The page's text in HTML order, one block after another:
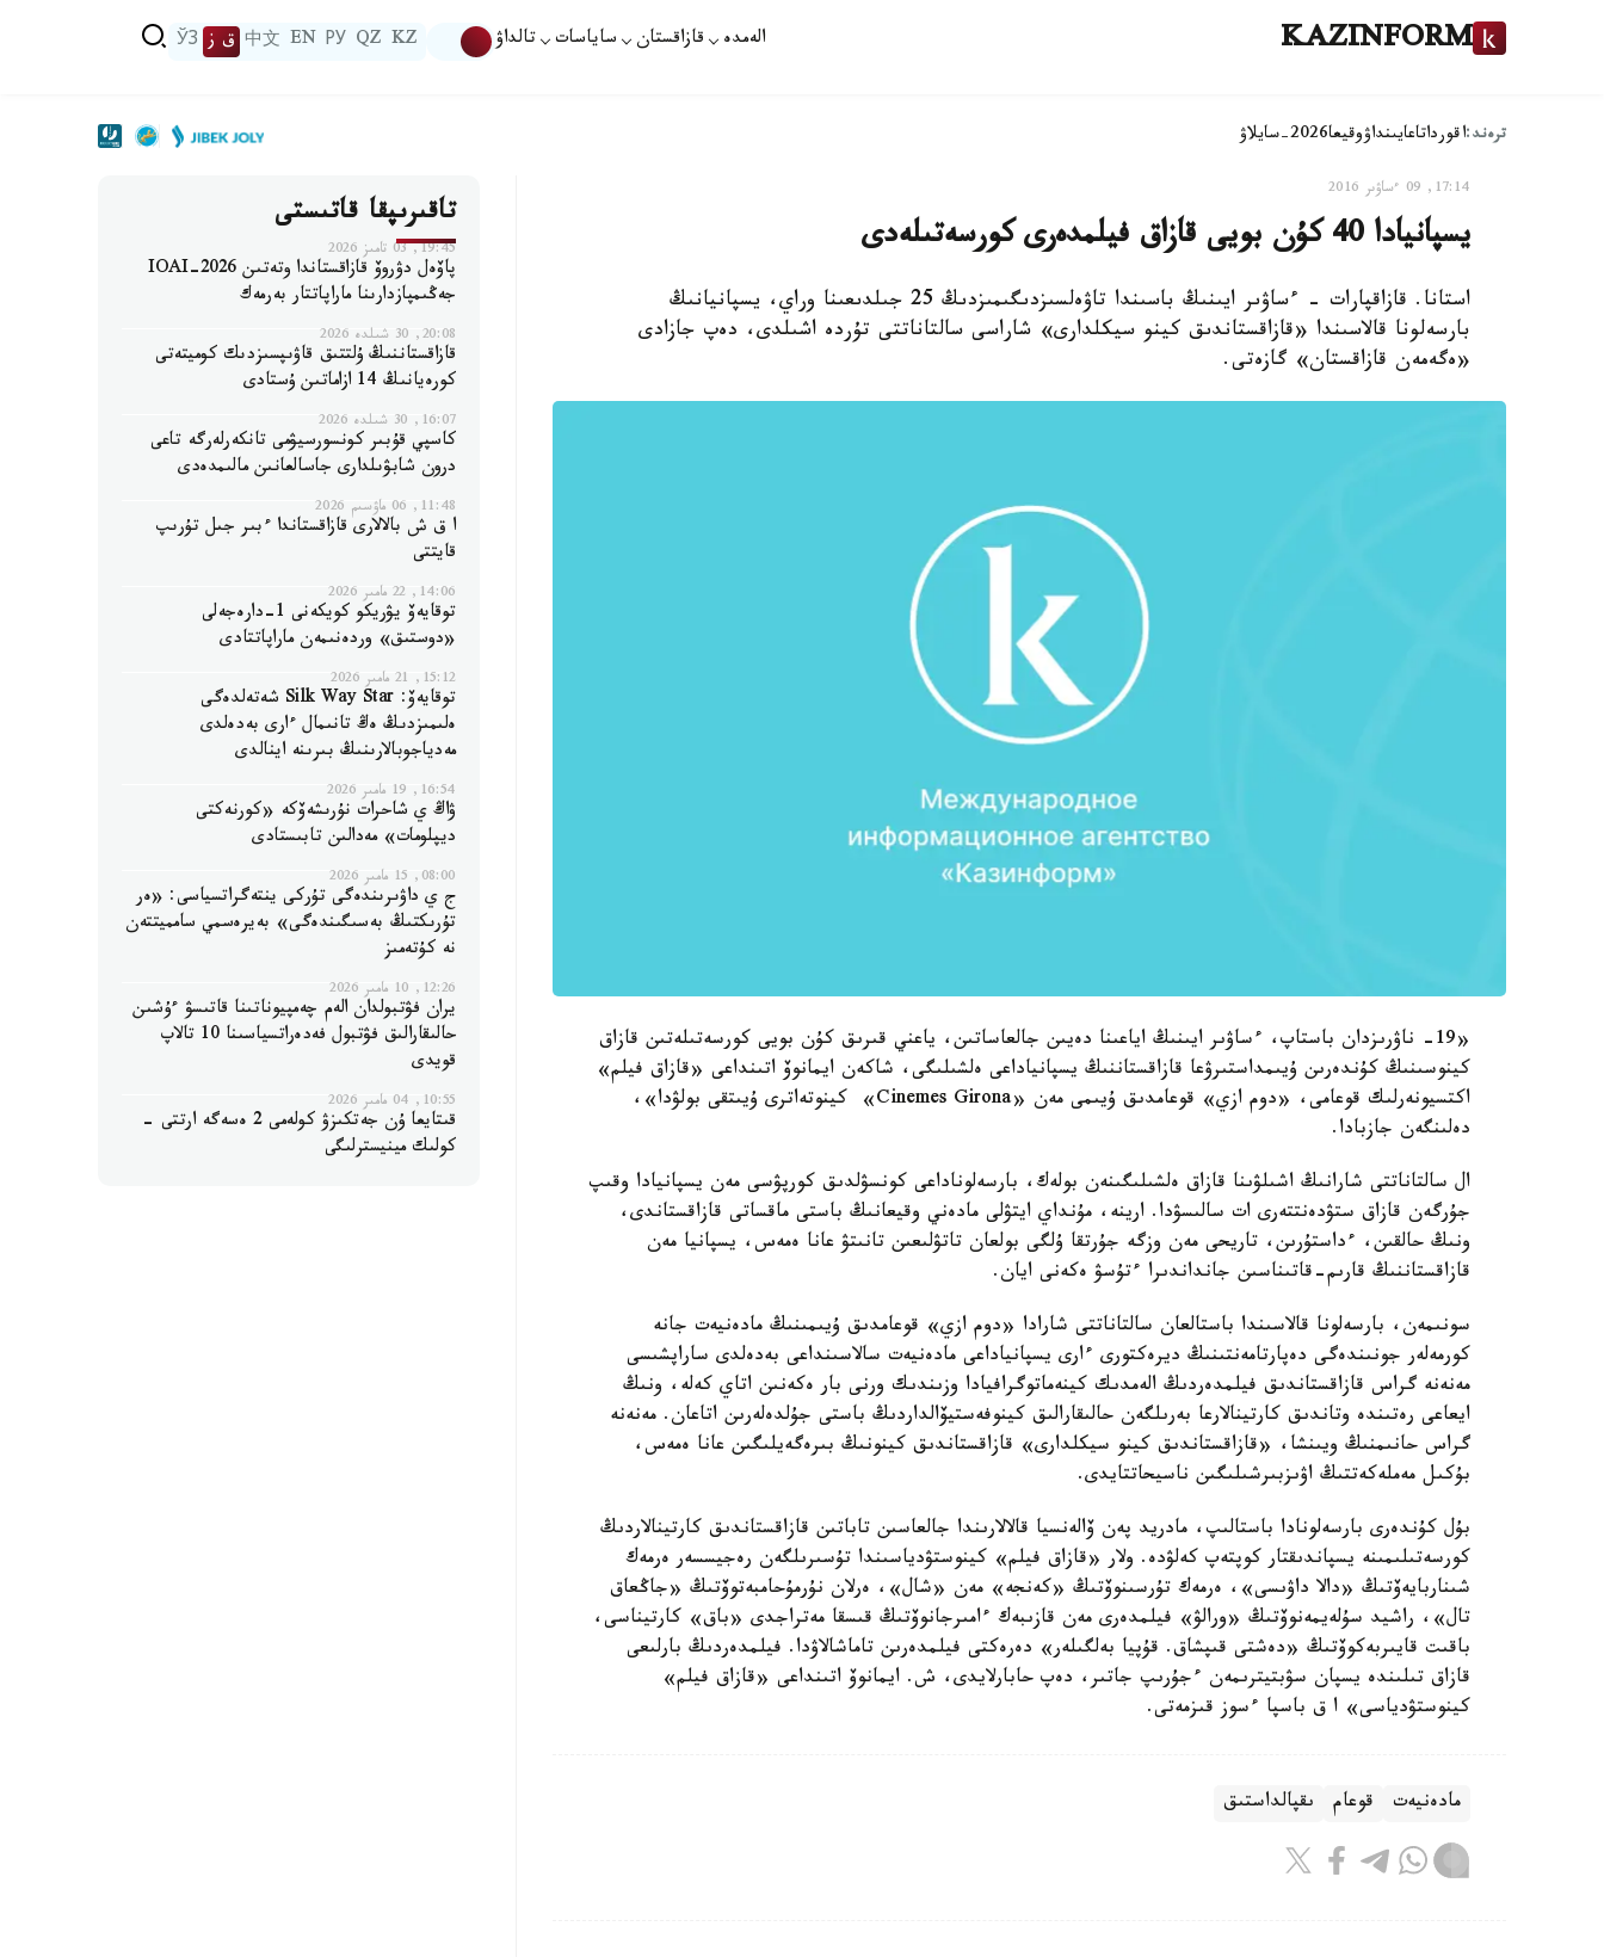
KAZINFORM الەمدە قازاقستان ساياسات تالداۋ KZ
QZ
РУ
EN
中文 ق ز ЎЗ
ترەند:اقورداتاعايىنداۋوقيعا2026-سايلاۋ
17:14, 09 ءساۋىر 2016
يسپانيادا 40 كۇن بويى قازاق فيلمدەرى كورسەتىلەدى
استانا. قازاقپارات - ءساۋىر ايىنىڭ باسىندا تاۋەلسىزدىگىمىزدىڭ 25 جىلدىعىنا وراي، يسپانيانىڭ
بارسەلونا قالاسىندا «قازاقستاندىق كينو سيكلدارى» شاراسى سالتاناتتى تۇردە اشىلدى، دەپ جازادى
«ەگەمەن قازاقستان» گازەتى.
«19- ناۋرىزدان باستاپ، ءساۋىر ايىنىڭ اياعىنا دەيىن جالعاساتىن، ياعني قىرىق كۇن بويى كورسەتىلەتىن قازاق
كينوسىنىڭ كۇندەرىن ۇيىمداستىرۋعا قازاقستاننىڭ يسپانياداعى ەلشىلىگى، شاكەن ايمانوۆ اتىنداعى «قازاق فيلم»
اكتسيونەرلىك قوعامى، «دوم ازي» قوعامدىق ۇيىمى مەن «Cinemes Girona» كينوتەاترى ۇيىتقى بولۋدا»،
دەلىنگەن جازبادا.
ال سالتاناتتى شارانىڭ اشىلۋىنا قازاق ەلشىلىگىنەن بولەك، بارسەلوناداعى كونسۋلدىق كورپۋسى مەن يسپانيادا وقىپ
جۇرگەن قازاق ستۋدەنتتەرى ات سالىسۋدا. ارينە، مۇنداي ايتۋلى مادەني وقيعانىڭ باستى ماقساتى قازاقستاندى،
ونىڭ حالقىن، ءداستۇرىن، تاريحى مەن وزگە جۇرتقا ۇلگى بولعان تاتۋلىعىن تانىتۋ عانا ەمەس، يسپانيا مەن
قازاقستاننىڭ قارىم-قاتىناسىن جانداندىرا ءتۇسۋ ەكەنى ايان.
سونىمەن، بارسەلونا قالاسىندا باستالعان سالتاناتتى شارادا «دوم ازي» قوعامدىق ۇيىمىنىڭ مادەنيەت جانە
كورمەلەر جونىندەگى دەپارتامەنتىنىڭ ديرەكتورى ءارى يسپانياداعى مادەنيەت سالاسىنداعى بەدەلدى ساراپشىسى
مەنەنە گراس قازاقستاندىق فيلمدەردىڭ الەمدىك كينەماتوگرافيادا وزىندىك ورنى بار ەكەنىن اتاي كەلە، ونىڭ
ايعاعى رەتىندە وتاندىق كارتينالارعا بەرىلگەن حالىقارالىق كينوفەستيۆالداردىڭ باستى جۇلدەلەرىن اتاعان. مەنەنە
گراس حانىمنىڭ ويىنشا، «قازاقستاندىق كينو سيكلدارى» قازاقستاندىق كينونىڭ بىرەگەيلىگىن عانا ەمەس،
بۇكىل مەملەكەتتىڭ اۋىزبىرشىلىگىن ناسيحاتتايدى.
بۇل كۇندەرى بارسەلونادا باستالىپ، مادريد پەن ۆالەنسيا قالالارىندا جالعاسىن تاباتىن قازاقستاندىق كارتينالاردىڭ
كورسەتىلىمىنە يسپاندىقتار كوپتەپ كەلۋدە. ولار «قازاق فيلم» كينوستۋدياسىندا تۇسىرىلگەن رەجيسسەر ەرمەك
شىناربايەۆتىڭ «دالا داۋىسى»، ەرمەك تۇرسىنوۆتىڭ «كەنجە» مەن «شال»، ەرلان نۇرمۇحامبەتوۆتىڭ «جاڭعاق
تال»، راشيد سۇلەيمەنوۆتىڭ «ورالۋ» فيلمدەرى مەن قازىبەك ءامىرجانوۆتىڭ قىسقا مەتراجدى «باق» كارتيناسى،
باقىت قايىربەكوۆتىڭ «دەشتى قىپشاق. قۇپيا بەلگىلەر» دەرەكتى فيلمدەرىن تاماشالاۋدا. فيلمدەردىڭ بارلىعى
قازاق تىلىندە يسپان سۋبتيترىمەن ءجۇرىپ جاتىر، دەپ حابارلايدى، ش. ايمانوۆ اتىنداعى «قازاق فيلم»
كينوستۋدياسى» ا ق باسپا ءسوز قىزمەتى.
مادەنيەت قوعام ىقپالداستىق
تاقىرىپقا قاتىستى
19:45, 03 تامىز 2026
پاۆەل دۋروۆ قازاقستاندا وتەتىن IOAI-2026
جەڭىمپازدارىنا ماراپاتتار بەرمەك
20:08, 30 شىلدە 2026
قازاقستاننىڭ ۇلتتىق قاۋىپسىزدىك كوميتەتى
كورەيانىڭ 14 ازاماتىن ۇستادى
16:07, 30 شىلدە 2026
كاسپي قۇبىر كونسورسيۋمى تانكەرلەرگە تاعى
درون شابۋىلدارى جاسالعانىن مالىمدەدى
11:48, 06 ماۋسىم 2026
ا ق ش بالالارى قازاقستاندا ءبىر جىل تۇرىپ
قايتتى
14:06, 22 مامىر 2026
توقايەۆ يۋريكو كويكەنى 1-دارەجەلى
«دوستىق» وردەنىمەن ماراپاتتادى
15:12, 21 مامىر 2026
توقايەۆ: Silk Way Star شەتەلدەگى
ەلىمىزدىڭ ەڭ تانىمال ءارى بەدەلدى
مەدياجوبالارىنىڭ بىرىنە اينالدى
16:54, 19 مامىر 2026
ۋاڭ ي شاحرات نۇرىشەۆكە «كورنەكتى
ديپلومات» مەدالىن تابىستادى
08:00, 15 مامىر 2026
ج ي داۋىرىندەگى تۇركى ينتەگراتسياسى: «ەر
تۇرىكتىڭ بەسىگىندەگى» بەيرەسمي سامميتتەن
نە كۇتەمىز
12:26, 10 مامىر 2026
يران فۋتبولدان الەم چەمپيوناتىنا قاتىسۋ ءۇشىن
حالىقارالىق فۋتبول فەدەراتسياسىنا 10 تالاپ
قويدى
10:55, 04 مامىر 2026
قىتايعا ۇن جەتكىزۋ كولەمى 2 ەسەگە ارتتى -
كولىك مينيسترلىگى